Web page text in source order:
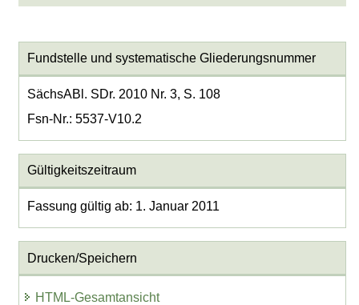
Fundstelle und systematische Gliederungsnummer
SächsABl. SDr. 2010 Nr. 3, S. 108
Fsn-Nr.: 5537-V10.2
Gültigkeitszeitraum
Fassung gültig ab: 1. Januar 2011
Drucken/Speichern
HTML-Gesamtansicht